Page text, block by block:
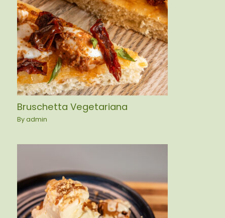
Bruschetta Vegetariana
Byadmin